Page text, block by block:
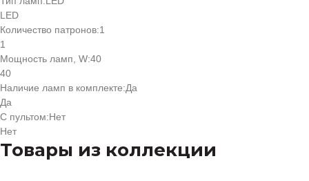
LED
Количество патронов:1
1
Мощность ламп, W:40
40
Наличие ламп в комплекте:Да
Да
С пультом:Нет
Нет
Товары из коллекции